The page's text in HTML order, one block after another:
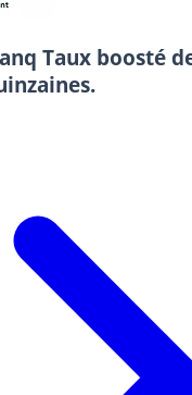
Taux boosté